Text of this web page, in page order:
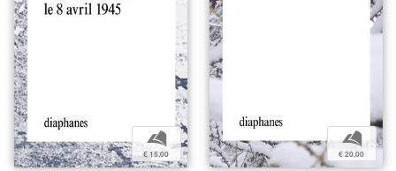
b
€ 15,00
b
€ 20,00